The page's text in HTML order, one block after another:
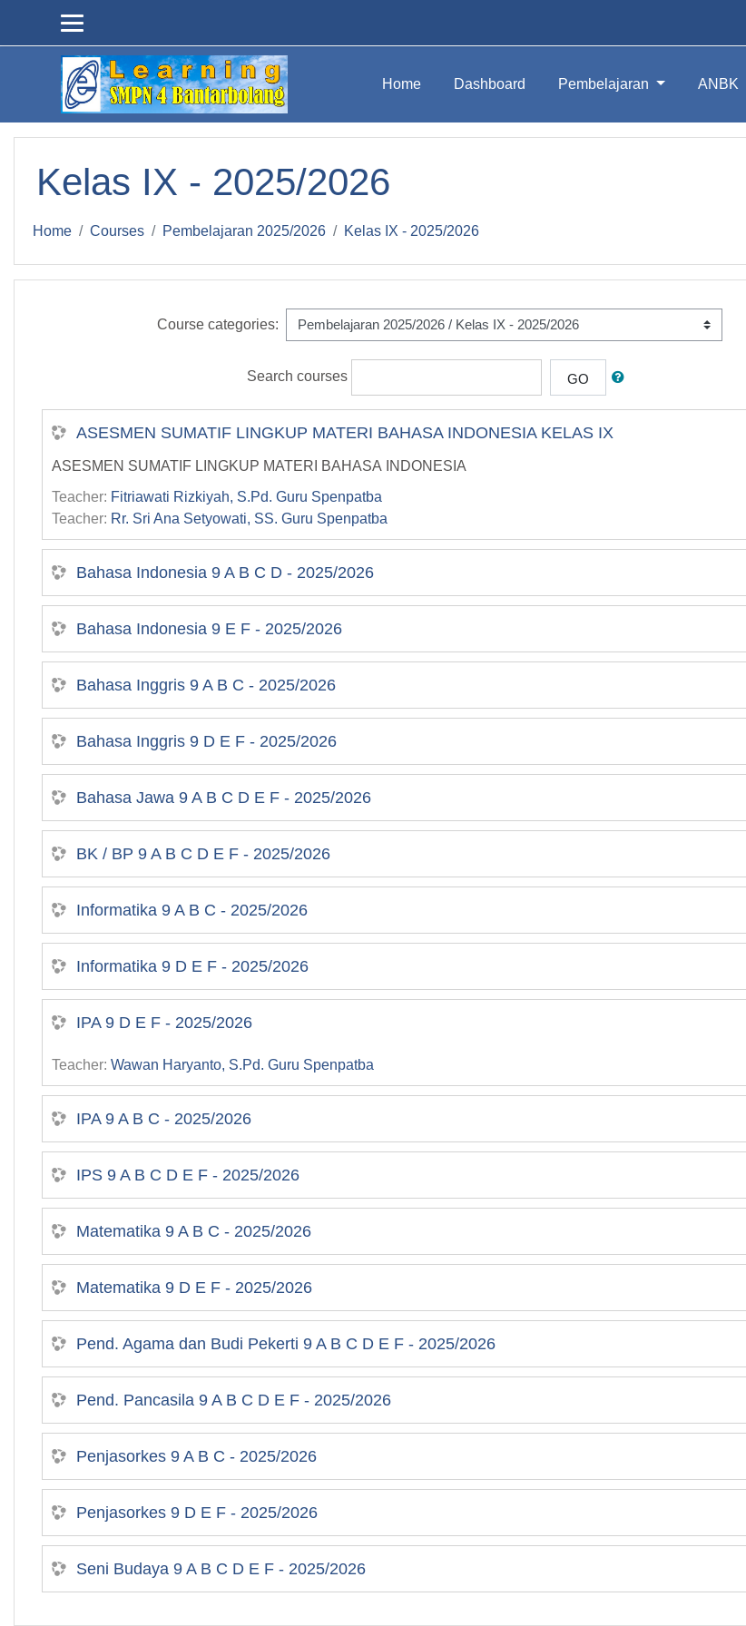
Home Dashboard Pembelajaran ANBK
Kelas IX - 2025/2026
Home Courses Pembelajaran 2025/2026 Kelas IX - 2025/2026
Course categories:
Search courses GO
ASESMEN SUMATIF LINGKUP MATERI BAHASA INDONESIA KELAS IX
ASESMEN SUMATIF LINGKUP MATERI BAHASA INDONESIA
Teacher: Fitriawati Rizkiyah, S.Pd. Guru Spenpatba
Teacher: Rr. Sri Ana Setyowati, SS. Guru Spenpatba
Bahasa Indonesia 9 A B C D - 2025/2026
Bahasa Indonesia 9 E F - 2025/2026
Bahasa Inggris 9 A B C - 2025/2026
Bahasa Inggris 9 D E F - 2025/2026
Bahasa Jawa 9 A B C D E F - 2025/2026
BK / BP 9 A B C D E F - 2025/2026
Informatika 9 A B C - 2025/2026
Informatika 9 D E F - 2025/2026
IPA 9 D E F - 2025/2026
Teacher: Wawan Haryanto, S.Pd. Guru Spenpatba
IPA 9 A B C - 2025/2026
IPS 9 A B C D E F - 2025/2026
Matematika 9 A B C - 2025/2026
Matematika 9 D E F - 2025/2026
Pend. Agama dan Budi Pekerti 9 A B C D E F - 2025/2026
Pend. Pancasila 9 A B C D E F - 2025/2026
Penjasorkes 9 A B C - 2025/2026
Penjasorkes 9 D E F - 2025/2026
Seni Budaya 9 A B C D E F - 2025/2026